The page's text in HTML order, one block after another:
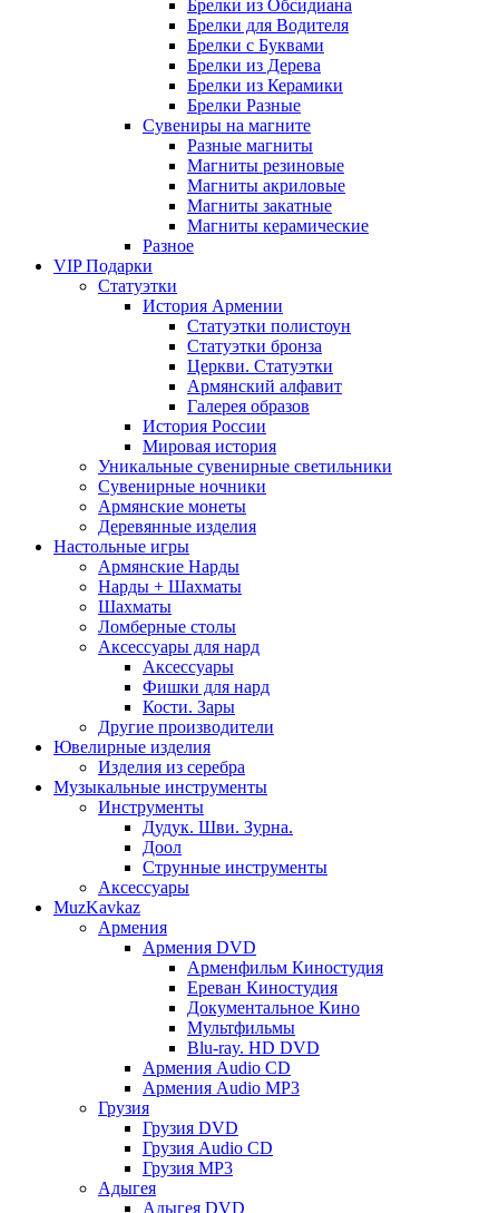
Брелки из Обсидиана
Брелки для Водителя
Брелки с Буквами
Брелки из Дерева
Брелки из Керамики
Брелки Разные
Сувениры на магните
Разные магниты
Магниты резиновые
Магниты акриловые
Магниты закатные
Магниты керамические
Разное
VIP Подарки
Статуэтки
История Армении
Статуэтки полистоун
Статуэтки бронза
Церкви. Статуэтки
Армянский алфавит
Галерея образов
История России
Мировая история
Уникальные сувенирные светильники
Сувенирные ночники
Армянские монеты
Деревянные изделия
Настольные игры
Армянские Нарды
Нарды + Шахматы
Шахматы
Ломберные столы
Аксессуары для нард
Аксессуары
Фишки для нард
Кости. Зары
Другие производители
Ювелирные изделия
Изделия из серебра
Музыкальные инструменты
Инструменты
Дудук. Шви. Зурна.
Доол
Струнные инструменты
Аксессуары
MuzKavkaz
Армения
Армения DVD
Арменфильм Киностудия
Ереван Киностудия
Документальное Кино
Мультфильмы
Blu-ray. HD DVD
Армения Audio CD
Армения Audio MP3
Грузия
Грузия DVD
Грузия Audio CD
Грузия MP3
Адыгея
Адыгея DVD